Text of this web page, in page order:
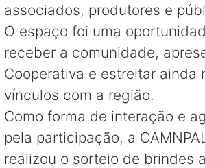
associados, produtores e
O espaço foi uma
receber a comunidade,
Cooperativa e estreitar ainda
vínculos com a região.
Como forma de interação e
pela participação, a
realizou o sorteio de brindes